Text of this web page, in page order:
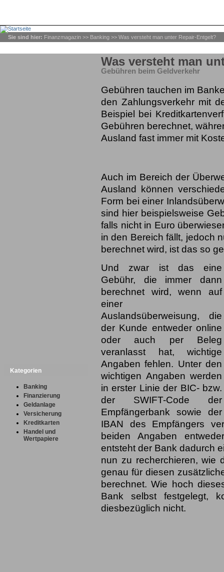
Sie sind hier: Finanzmagazin >> Banking >> Was versteht man unter Repair-Entgelt?
Kategorien
Banking
Finanzierung
Geldanlage
Versicherung
Kreditkarten
Handel und
Wertpapiere
Was versteht man
Gebühren beim Geldverkehr
Gebühren tauchen im
den Zahlungsverkehr mit
Beispiel bei
Gebühren berechnet,
Ausland fast immer mit
Auch im Bereich der
Ausland können
Form bei einer
sind hier beispielsweise
falls nicht in Euro
in den Bereich fällt, jedoch
berechnet wird, ist das so
Und zwar ist das eine
Gebühr, die immer dann
berechnet wird, wenn auf
einer
Auslandsüberweisung, die
der Kunde entweder online
oder auch per Beleg
veranlasst hat, wichtige
Angaben fehlen. Unter den
wichtigen Angaben werden
in erster Linie der BIC- bzw.
der SWIFT-Code der
Empfängerbank sowie der
IBAN des Empfängers
beiden Angaben
entsteht der Bank dadurch
nun zu recherchieren, wie
genau für diesen
berechnet. Wie hoch
Bank selbst festgelegt,
diesbezüglich nicht.